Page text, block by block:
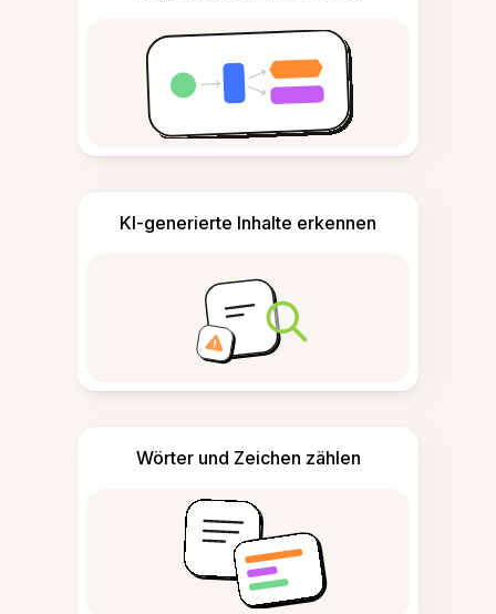
KI-generierte Inhalte erkennen
Wörter und Zeichen zählen